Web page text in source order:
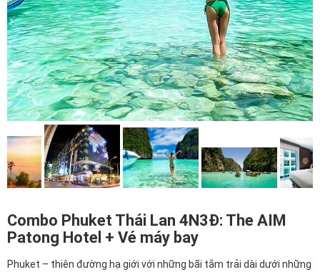
Combo Phuket Thái Lan 4N3Đ: The AIM
Patong Hotel + Vé máy bay
Phuket – thiên đường hạ giới với những bãi tắm trải dài dưới những